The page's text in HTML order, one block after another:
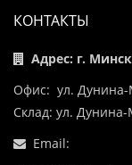
КОНТАКТЫ
Адрес: г. Минск
Офис: ул. Дунина-
Склад: ул.
Email: